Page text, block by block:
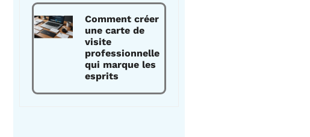
Comment créer
une carte de
visite
professionnelle
qui marque les
esprits